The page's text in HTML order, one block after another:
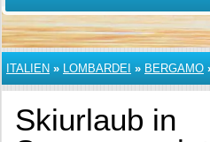
ITALIEN » LOMBARDEI » BERGAMO
Skiurlaub in